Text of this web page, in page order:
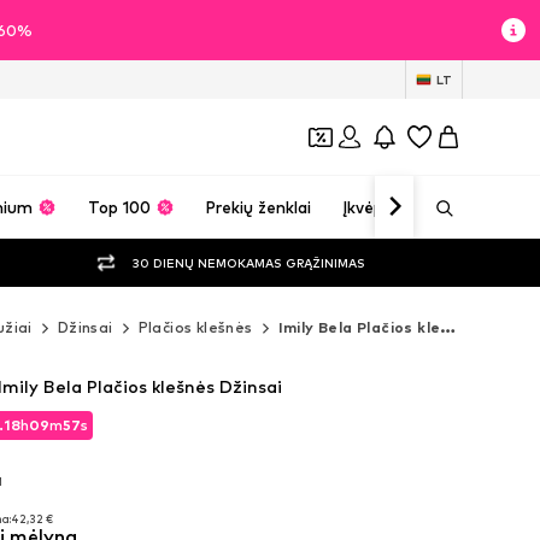
LT
Top 100 Prekių ženklai Įkvėpimas
30 DIENŲ NEMOKAMAS GRĄŽINIMAS
Džinsai Plačios klešnės Imily Bela Plačios klešnės
18h09m56s
42,32 €
18h09m56s
Bela Plačios klešnės Džinsai